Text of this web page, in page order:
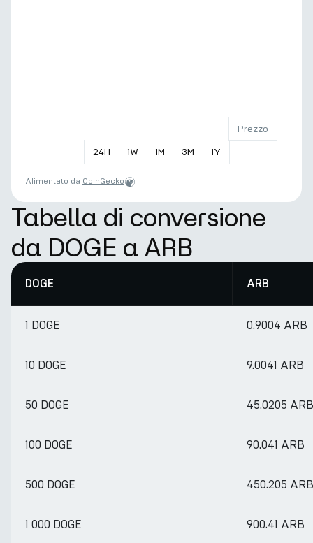
24H 1W 1M 3M 1Y
Prezzo
Alimentato da CoinGecko
Tabella di conversione
da DOGE a ARB
DOGE ARB
1 DOGE 0.9004 ARB
10 DOGE 9.0041 ARB
50 DOGE 45.0205 ARB
100 DOGE 90.041 ARB
500 DOGE 450.205 ARB
1 000 DOGE 900.41 ARB